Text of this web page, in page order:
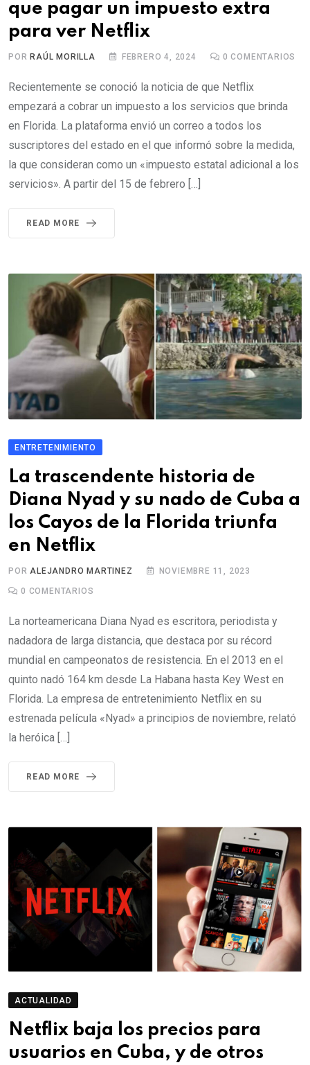
que pagar un impuesto extra
para ver Netflix
PORRAÚL MORILLA FEBRERO 4, 2024 0 COMENTARIOS
Recientemente se conoció la noticia de que Netflix
empezará a cobrar un impuesto a los servicios que brinda
en Florida. La plataforma envió un correo a todos los
suscriptores del estado en el que informó sobre la medida,
la que consideran como un «impuesto estatal adicional a los
servicios». A partir del 15 de febrero […]
READ MORE
ENTRETENIMIENTO
La trascendente historia de
Diana Nyad y su nado de Cuba a
los Cayos de la Florida triunfa
en Netflix
PORALEJANDRO MARTINEZ NOVIEMBRE 11, 2023
0 COMENTARIOS
La norteamericana Diana Nyad es escritora, periodista y
nadadora de larga distancia, que destaca por su récord
mundial en campeonatos de resistencia. En el 2013 en el
quinto nadó 164 km desde La Habana hasta Key West en
Florida. La empresa de entretenimiento Netflix en su
estrenada película «Nyad» a principios de noviembre, relató
la heróica […]
READ MORE
ACTUALIDAD
Netflix baja los precios para
usuarios en Cuba, y de otros